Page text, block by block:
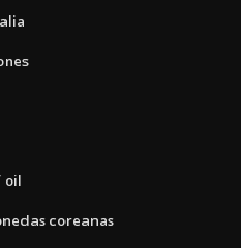
oil
coreanas